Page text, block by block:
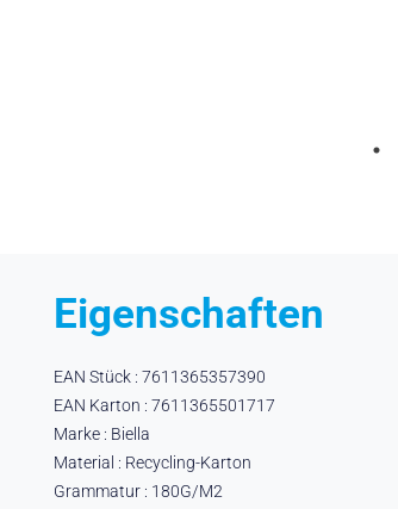
Eigenschaften
EAN Stück : 7611365357390
EAN Karton : 7611365501717
Marke : Biella
Material : Recycling-Karton
Grammatur : 180G/M2